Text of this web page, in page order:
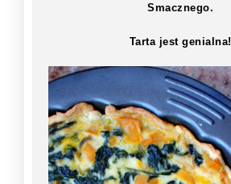
Smacznego.
Tarta jest genialna!